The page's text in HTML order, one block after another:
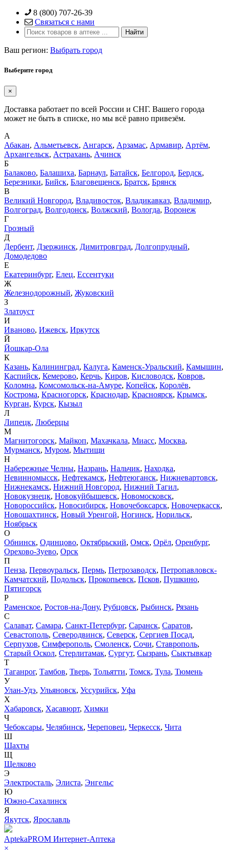
Skip
content
8 (800) 707-26-39
Связаться с нами
Ваш регион: Выбрать город
Выберите город
×
Доставка работает по всей России и СНГ. Вашего города
может не быть в списке, но мы всё равно привезём.
А
Абакан, Альметьевск, Ангарск, Арзамас, Армавир, Артём,
Архангельск, Астрахань, Ачинск
Б
Балаково, Балашиха, Барнаул, Батайск, Белгород, Бердск,
Березники, Бийск, Благовещенск, Братск, Брянск
В
Великий Новгород, Владивосток, Владикавказ, Владимир,
Волгоград, Волгодонск, Волжский, Вологда, Воронеж
Г
Грозный
Д
Дербент, Дзержинск, Димитровград, Долгопрудный,
Домодедово
Е
Екатеринбург, Елец, Ессентуки
Ж
Железнодорожный, Жуковский
З
Златоуст
И
Иваново, Ижевск, Иркутск
Й
Йошкар-Ола
К
Казань, Калининград, Калуга, Каменск-Уральский, Камышин,
Каспийск, Кемерово, Керчь, Киров, Кисловодск, Ковров,
Коломна, Комсомольск-на-Амуре, Копейск, Королёв,
Кострома, Красногорск, Краснодар, Красноярск, Крымск,
Курган, Курск, Кызыл
Л
Липецк, Люберцы
М
Магнитогорск, Майкоп, Махачкала, Миасс, Москва,
Мурманск, Муром, Мытищи
Н
Набережные Челны, Назрань, Нальчик, Находка,
Невинномысск, Нефтекамск, Нефтеюганск, Нижневартовск,
Нижнекамск, Нижний Новгород, Нижний Тагил,
Новокузнецк, Новокуйбышевск, Новомосковск,
Новороссийск, Новосибирск, Новочебоксарск, Новочеркасск,
Новошахтинск, Новый Уренгой, Ногинск, Норильск,
Ноябрьск
О
Обнинск, Одинцово, Октябрьский, Омск, Орёл, Оренбург,
Орехово-Зуево, Орск
П
Пенза, Первоуральск, Пермь, Петрозаводск, Петропавловск-
Камчатский, Подольск, Прокопьевск, Псков, Пушкино,
Пятигорск
Р
Раменское, Ростов-на-Дону, Рубцовск, Рыбинск, Рязань
С
Салават, Самара, Санкт-Петербург, Саранск, Саратов,
Севастополь, Северодвинск, Северск, Сергиев Посад,
Серпухов, Симферополь, Смоленск, Сочи, Ставрополь,
Старый Оскол, Стерлитамак, Сургут, Сызрань, Сыктывкар
Т
Таганрог, Тамбов, Тверь, Тольятти, Томск, Тула, Тюмень
У
Улан-Удэ, Ульяновск, Уссурийск, Уфа
Х
Хабаровск, Хасавюрт, Химки
Ч
Чебоксары, Челябинск, Череповец, Черкесск, Чита
Ш
Шахты
Щ
Щелково
Э
Электросталь, Элиста, Энгельс
Ю
Южно-Сахалинск
Я
Якутск, Ярославль
AptekaPROM Интернет-Аптека
×